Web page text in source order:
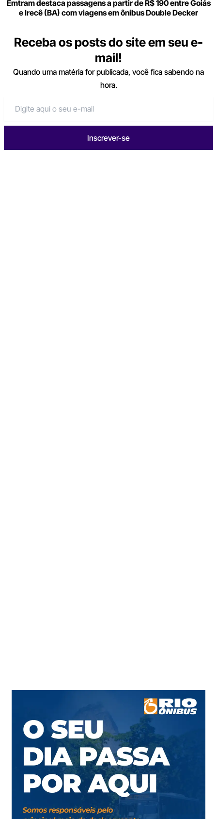
Emtram destaca passagens a partir de R$ 190 entre Goiás
e Irecê (BA) com viagens em ônibus Double Decker
Receba os posts do site em seu e-
mail!
Quando uma matéria for publicada, você fica sabendo na
hora.
Inscrever-se